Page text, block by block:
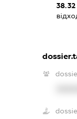
38.32